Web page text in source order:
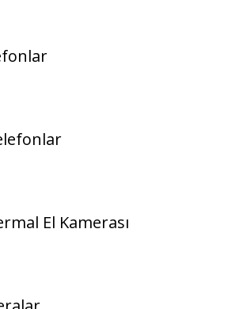
El Kamerası